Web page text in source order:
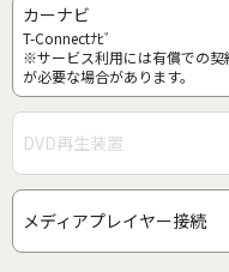
カーナビ
T-Connectﾅﾋﾞ
※サービス利用には有償での契
が必要な場合があります。
DVD再生装置
メディアプレイヤー接続